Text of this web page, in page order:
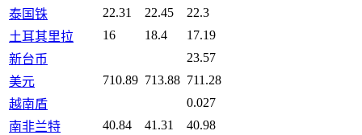
泰国铢
22.31 22.45
22.3
土耳其里拉
16 18.4
17.19
新台币
23.57
美元
710.89 713.88 711.28
越南盾
0.027
南非兰特
40.84 41.31
40.98